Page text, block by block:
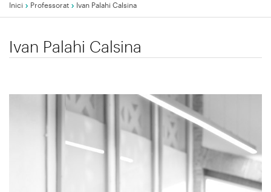
d'Ariadna
Inici Professorat Ivan Palahi Calsina
Ivan Palahi Calsina